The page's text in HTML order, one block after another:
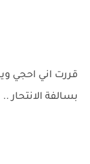
قررت اني احجي
بسالفة الانتحار ..